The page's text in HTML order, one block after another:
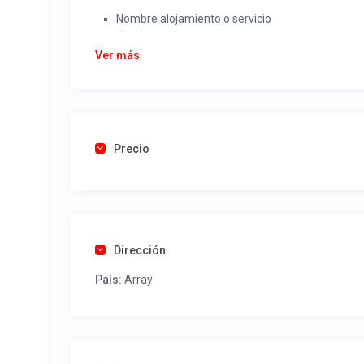
Nombre alojamiento o servicio
Nombre
Rut
Una vez recibido procederemos a activar su aviso
Ver más
Precio
Dirección
País: Array